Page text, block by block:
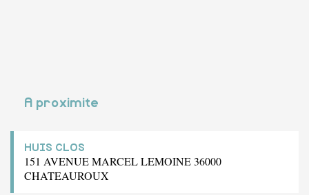
A proximite
HUIS CLOS
151 AVENUE MARCEL LEMOINE 36000
CHATEAUROUX